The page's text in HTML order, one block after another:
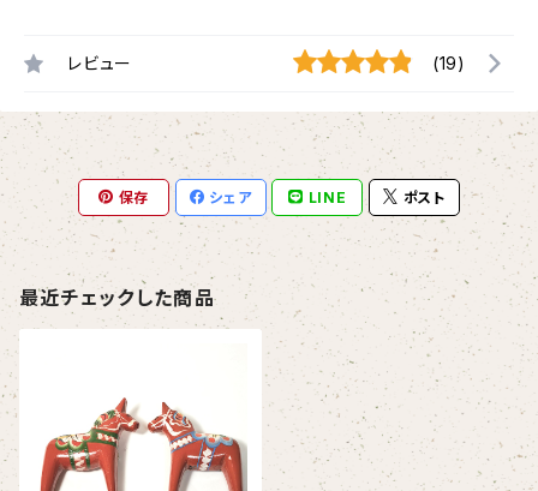
レビュー (19)
保存 シェア LINE ポスト
最近チェックした商品